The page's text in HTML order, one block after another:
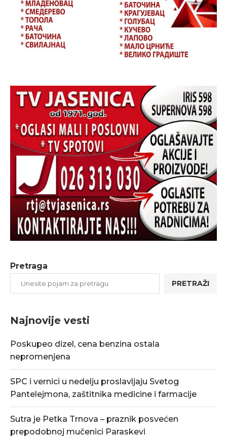
Pretraga
PRETRAŽI
Najnovije vesti
Poskupeo dizel, cena benzina ostala
nepromenjena
SPC i vernici u nedelju proslavljaju Svetog
Pantelejmona, zaštitnika medicine i farmacije
Sutra je Petka Trnova – praznik posvećen
prepodobnoj mučenici Paraskevi